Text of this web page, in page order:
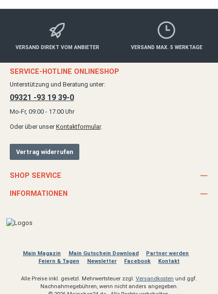
VERSAND DIREKT VOM ANBIETER VERSAND MAX. 5 WERKTAGE
SERVICE-HOTLINE ONLINESHOP
Unterstützung und Beratung unter:
09321 -93 19 39-0
Mo-Fr, 09:00 - 17:00 Uhr
Oder über unser Kontaktformular.
Vertrag widerrufen
SHOP SERVICE
INFORMATIONEN
Main Magazin Main Gutschein Download
Partner werden
Feiern & Tagen
Newsletter Facebook Kontakt
Alle Preise inkl. gesetzl. Mehrwertsteuer zzgl. Versandkosten und ggf.
Nachnahmegebühren, wenn nicht anders angegeben.